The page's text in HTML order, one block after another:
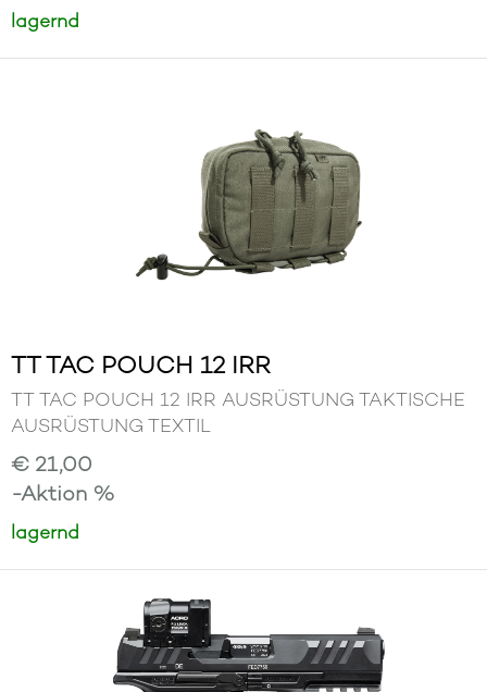
lagernd
TT TAC POUCH 12 IRR
TT TAC POUCH 12 IRR AUSRÜSTUNG TAKTISCHE
AUSRÜSTUNG TEXTIL
€ 21,00
-Aktion %
lagernd